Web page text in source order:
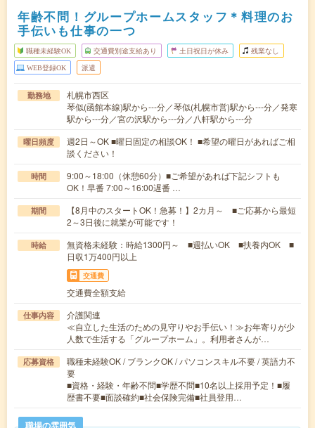
年齢不問！グループホームスタッフ＊料理のお
手伝いも仕事の一つ
職種未経験OK 交通費別途支給あり 土日祝日が休み 残業なし
WEB登録OK 派遣
勤務地
札幌市西区
琴似(函館本線)駅から---分／琴似(札幌市営)駅から---分／発寒
駅から---分／宮の沢駅から---分／八軒駅から---分
曜日頻度
週2日～OK ■曜日固定の相談OK！ ■希望の曜日があればご相
談ください！
時間
9:00～18:00（休憩60分）■ご希望があれば下記シフトも
OK！早番 7:00～16:00遅番 …
期間
【8月中のスタートOK！急募！】2カ月～ ■ご応募から最短
2～3日後に就業が可能です！
時給
無資格未経験：時給1300円～ ■週払いOK ■扶養内OK ■
日収1万400円以上
交通費
交通費全額支給
仕事内容
介護関連
≪自立した生活のための見守りやお手伝い！≫お年寄りが少
人数で生活する「グループホーム」。利用者さんが…
応募資格
職種未経験OK / ブランクOK / パソコンスキル不要 / 英語力不
要
■資格・経験・年齢不問■学歴不問■10名以上採用予定！■履
歴書不要■面談確約■社会保険完備■社員登用…
職場の雰囲気